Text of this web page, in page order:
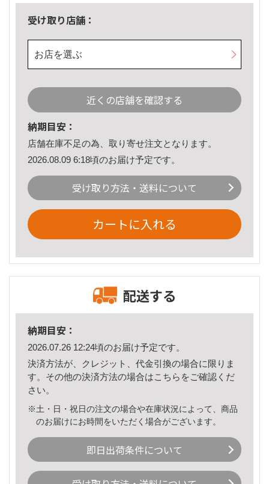
受け取り店舗：
お店を選ぶ
近くの店舗を確認する
納期目安：
店舗在庫不足の為、取り寄せ注文となります。
2026.08.09 6:18頃のお届け予定です。
受け取り方法・送料について
カートに入れる
配送する
納期目安：
2026.07.26 12:24頃のお届け予定です。
決済方法が、クレジット、代金引換の場合に限りま
す。その他の決済方法の場合はこちら をご確認くだ
さい。
※土・日・祝日の注文の場合や在庫状況によって、商品
のお届けにお時間をいただく場合がございます。
即日出荷条件について